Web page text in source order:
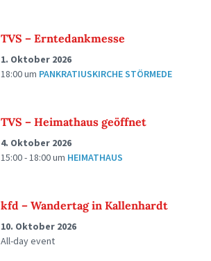
TVS – Erntedankmesse
1. Oktober 2026
18:00um PANKRATIUSKIRCHE STÖRMEDE
TVS – Heimathaus geöffnet
4. Oktober 2026
15:00 - 18:00um HEIMATHAUS
kfd – Wandertag in Kallenhardt
10. Oktober 2026
All-day event